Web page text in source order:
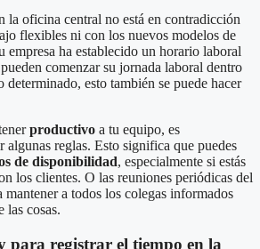
la oficina central no está en contradicción
flexibles ni con los nuevos modelos de
empresa ha establecido un horario laboral
comenzar su jornada laboral dentro
esto también se puede hacer
productivo a tu equipo, es
algunas reglas. Esto significa que puedes
de disponibilidad, especialmente si estás
los clientes. O las reuniones periódicas del
mantener a todos los colegas informados
las cosas.
para registrar el tiempo en la